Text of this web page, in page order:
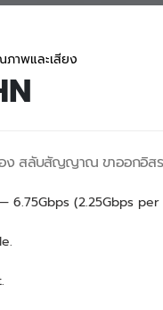
พและเสียง
ง สลับสัญญาณ ขาออกอิส
6.75Gbps (2.25Gbps